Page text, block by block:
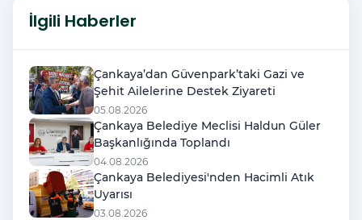
İlgili Haberler
Çankaya’dan Güvenpark’taki Gazi ve
Şehit Ailelerine Destek Ziyareti
05.08.2026
Çankaya Belediye Meclisi Haldun Güler
Başkanlığında Toplandı
04.08.2026
Çankaya Belediyesi'nden Hacimli Atık
Uyarısı
03.08.2026